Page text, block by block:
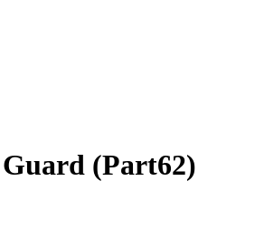
(Part62)